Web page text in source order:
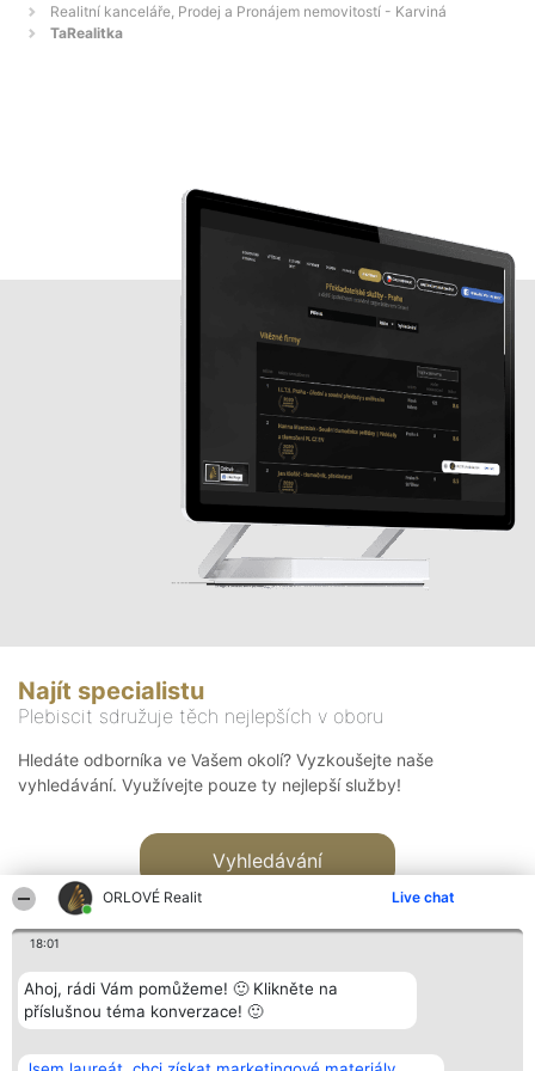
ORLOVÉ Realit Live chat
18:01
Ahoj, rádi Vám pomůžeme! 🙂 Klikněte na
příslušnou téma konverzace! 🙂
Realitní kanceláře, Prodej a Pronájem nemovitostí - Karviná
TaRealitka
Najít specialistu
Plebiscit sdružuje těch nejlepších v oboru
Hledáte odborníka ve Vašem okolí? Vyzkoušejte naše
vyhledávání. Využívejte pouze ty nejlepší služby!
Vyhledávání
Bright Side Solutions sp. z o.
Vítězové
Kontakt